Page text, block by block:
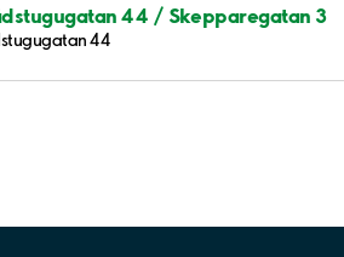
44 / Skepparegatan 3
44